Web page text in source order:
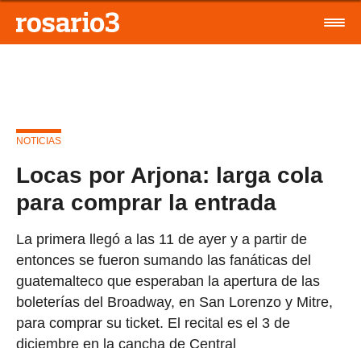
NOTICIAS
Locas por Arjona: larga cola
para comprar la entrada
La primera llegó a las 11 de ayer y a partir de
entonces se fueron sumando las fanáticas del
guatemalteco que esperaban la apertura de las
boleterías del Broadway, en San Lorenzo y Mitre,
para comprar su ticket. El recital es el 3 de
diciembre en la cancha de Central